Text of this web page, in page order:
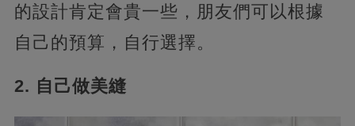
的設計肯定會貴一些，朋友們可以根據
自己的預算，自行選擇。
2. 自己做美縫